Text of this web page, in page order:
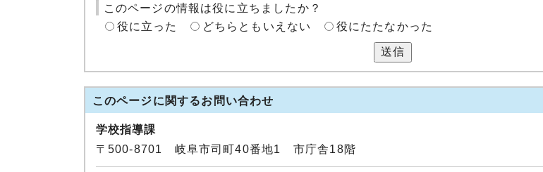
このページの情報は役に立ちましたか？
役に立った
どちらともいえない 役にたたなかった
送信
このページに関するお問い合わせ
学校指導課
〒500-8701 岐阜市司町40番地1 市庁舎18階